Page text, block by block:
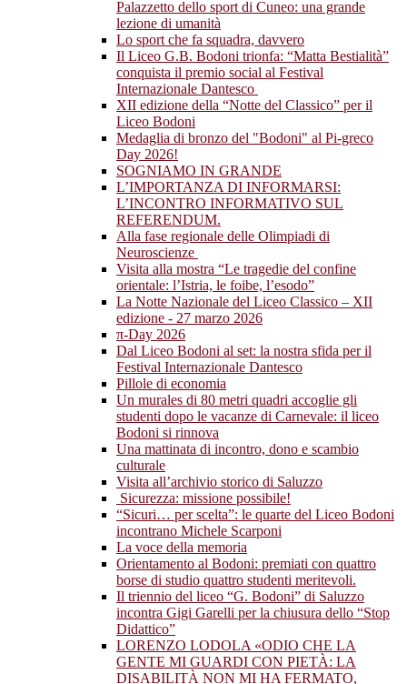
Palazzetto dello sport di Cuneo: una grande
lezione di umanità
Lo sport che fa squadra, davvero
Il Liceo G.B. Bodoni trionfa: “Matta Bestialità”
conquista il premio social al Festival
Internazionale Dantesco
XII edizione della “Notte del Classico” per il
Liceo Bodoni
Medaglia di bronzo del "Bodoni" al Pi-greco
Day 2026!
SOGNIAMO IN GRANDE
L’IMPORTANZA DI INFORMARSI:
L’INCONTRO INFORMATIVO SUL
REFERENDUM.
Alla fase regionale delle Olimpiadi di
Neuroscienze
Visita alla mostra “Le tragedie del confine
orientale: l’Istria, le foibe, l’esodo”
La Notte Nazionale del Liceo Classico – XII
edizione - 27 marzo 2026
π-Day 2026
Dal Liceo Bodoni al set: la nostra sfida per il
Festival Internazionale Dantesco
Pillole di economia
Un murales di 80 metri quadri accoglie gli
studenti dopo le vacanze di Carnevale: il liceo
Bodoni si rinnova
Una mattinata di incontro, dono e scambio
culturale
Visita all’archivio storico di Saluzzo
Sicurezza: missione possibile!
“Sicuri… per scelta”: le quarte del Liceo Bodoni
incontrano Michele Scarponi
La voce della memoria
Orientamento al Bodoni: premiati con quattro
borse di studio quattro studenti meritevoli.
Il triennio del liceo “G. Bodoni” di Saluzzo
incontra Gigi Garelli per la chiusura dello “Stop
Didattico”
LORENZO LODOLA «ODIO CHE LA
GENTE MI GUARDI CON PIETÀ: LA
DISABILITÀ NON MI HA FERMATO,